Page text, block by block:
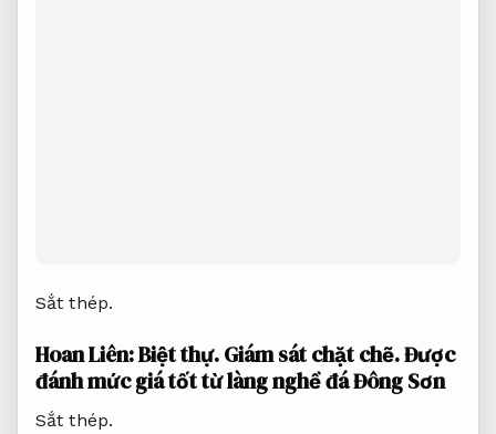
Sắt thép.
Hoan Liên:Biệt thự.Giám sát chặt chẽ.Được
đánh mức giá tốt từ làng nghề đá Đông Sơn
Sắt thép.